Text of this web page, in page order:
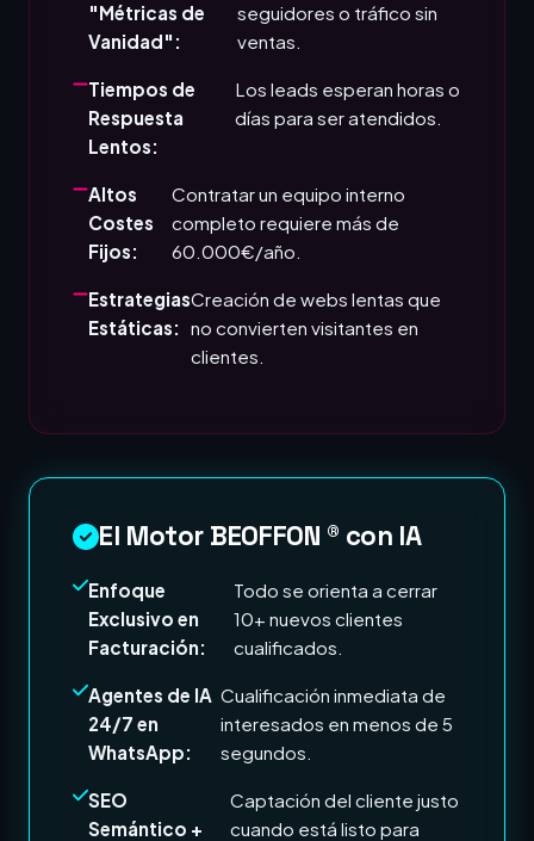
"Métricas de
Vanidad":
seguidores o tráfico sin
ventas.
Tiempos de
Respuesta
Lentos:
Los leads esperan horas o
días para ser atendidos.
Altos
Costes
Fijos:
Contratar un equipo interno
completo requiere más de
60.000€/año.
Estrategias
Estáticas:
Creación de webs lentas que
no convierten visitantes en
clientes.
El Motor BEOFFON ® con IA
Enfoque
Exclusivo en
Facturación:
Todo se orienta a cerrar
10+ nuevos clientes
cualificados.
Agentes de IA
24/7 en
WhatsApp:
Cualificación inmediata de
interesados en menos de 5
segundos.
SEO
Semántico +
Captación del cliente justo
cuando está listo para